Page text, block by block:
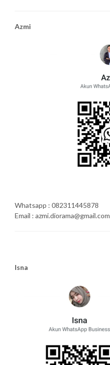
Azmi
Whatsapp : 082311445878
Email : azmi.diorama@gmail.com
Isna